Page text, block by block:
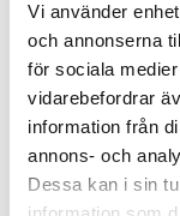
Vi använder
och annonserna
för sociala
vidarebefordrar
information från
annons- och
Dessa kan i sin
Pocketresår :
insydda och
ligger tätt intill
arbeta helt
madrassen.
användning.
Tillval | Hårdhet:
Madrasskydd: